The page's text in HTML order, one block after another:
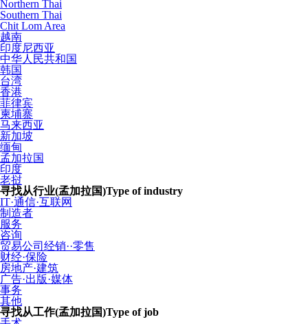
Northern Thai
Southern Thai
Chit Lom Area
越南
印度尼西亚
中华人民共和国
韩国
台湾
香港
菲律宾
柬埔寨
马来西亚
新加坡
缅甸
孟加拉国
印度
老挝
寻找从行业(孟加拉国)Type of industry
IT·通信·互联网
制造者
服务
咨询
贸易公司经销··零售
财经·保险
房地产·建筑
广告·出版·媒体
事务
其他
寻找从工作(孟加拉国)Type of job